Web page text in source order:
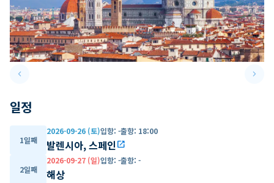
keyboard_arrow_leftPrevious slide keyboard_arrow_right
일정
1일째
2026-09-26 (토)입항: -출항: 18:00
발렌시아, 스페인open_in_new
2일째
2026-09-27 (일)입항: -출항: -
해상